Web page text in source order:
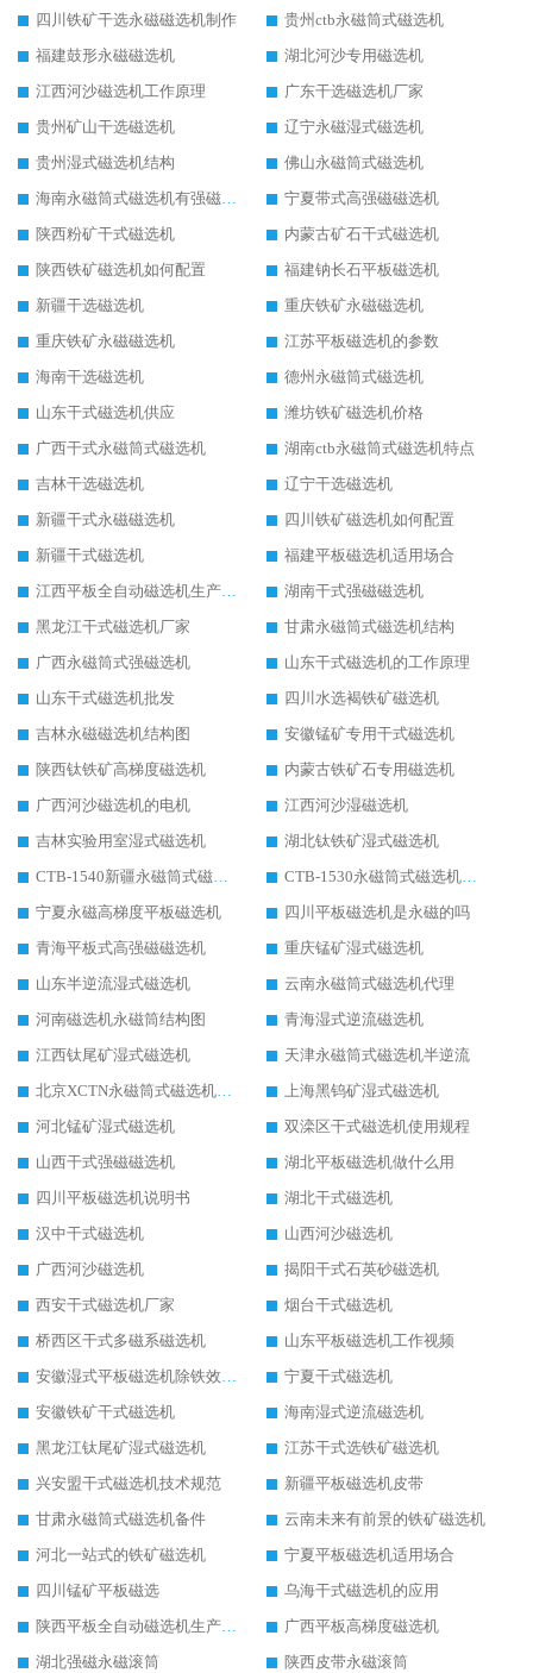
四川铁矿干选永磁磁选机制作
贵州ctb永磁筒式磁选机
福建鼓形永磁磁选机
湖北河沙专用磁选机
江西河沙磁选机工作原理
广东干选磁选机厂家
贵州矿山干选磁选机
辽宁永磁湿式磁选机
贵州湿式磁选机结构
佛山永磁筒式磁选机
海南永磁筒式磁选机有强磁的吗
宁夏带式高强磁磁选机
陕西粉矿干式磁选机
内蒙古矿石干式磁选机
陕西铁矿磁选机如何配置
福建钠长石平板磁选机
新疆干选磁选机
重庆铁矿永磁磁选机
重庆铁矿永磁磁选机
江苏平板磁选机的参数
海南干选磁选机
德州永磁筒式磁选机
山东干式磁选机供应
潍坊铁矿磁选机价格
广西干式永磁筒式磁选机
湖南ctb永磁筒式磁选机特点
吉林干选磁选机
辽宁干选磁选机
新疆干式永磁磁选机
四川铁矿磁选机如何配置
新疆干式磁选机
福建平板磁选机适用场合
江西平板全自动磁选机生产厂家
湖南干式强磁磁选机
黑龙江干式磁选机厂家
甘肃永磁筒式磁选机结构
广西永磁筒式强磁选机
山东干式磁选机的工作原理
山东干式磁选机批发
四川水选褐铁矿磁选机
吉林永磁磁选机结构图
安徽锰矿专用干式磁选机
陕西钛铁矿高梯度磁选机
内蒙古铁矿石专用磁选机
广西河沙磁选机的电机
江西河沙湿磁选机
吉林实验用室湿式磁选机
湖北钛铁矿湿式磁选机
CTB-1540新疆永磁筒式磁选机
CTB-1530永磁筒式磁选机代理商
宁夏永磁高梯度平板磁选机
四川平板磁选机是永磁的吗
青海平板式高强磁磁选机
重庆锰矿湿式磁选机
山东半逆流湿式磁选机
云南永磁筒式磁选机代理
河南磁选机永磁筒结构图
青海湿式逆流磁选机
江西钛尾矿湿式磁选机
天津永磁筒式磁选机半逆流
北京XCTN永磁筒式磁选机磁块位置
上海黑钨矿湿式磁选机
河北锰矿湿式磁选机
双滦区干式磁选机使用规程
山西干式强磁磁选机
湖北平板磁选机做什么用
四川平板磁选机说明书
湖北干式磁选机
汉中干式磁选机
山西河沙磁选机
广西河沙磁选机
揭阳干式石英砂磁选机
西安干式磁选机厂家
烟台干式磁选机
桥西区干式多磁系磁选机
山东平板磁选机工作视频
安徽湿式平板磁选机除铁效果怎么样
宁夏干式磁选机
安徽铁矿干式磁选机
海南湿式逆流磁选机
黑龙江钛尾矿湿式磁选机
江苏干式选铁矿磁选机
兴安盟干式磁选机技术规范
新疆平板磁选机皮带
甘肃永磁筒式磁选机备件
云南未来有前景的铁矿磁选机
河北一站式的铁矿磁选机
宁夏平板磁选机适用场合
四川锰矿平板磁选
乌海干式磁选机的应用
陕西平板全自动磁选机生产厂家
广西平板高梯度磁选机
湖北强磁永磁滚筒
陕西皮带永磁滚筒